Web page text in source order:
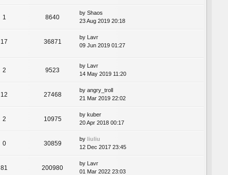
1 8640
by Shaos
23 Aug 2019 20:18
17 36871
by Lavr
09 Jun 2019 01:27
2 9523
by Lavr
14 May 2019 11:20
12 27468
by angry_troll
21 Mar 2019 22:02
2 10975
by kuber
20 Apr 2018 00:17
0 30859
by liuliu
12 Dec 2017 23:45
81 200980
by Lavr
01 Mar 2022 23:03